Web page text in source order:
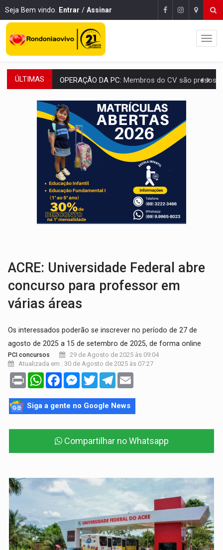
Seja Bem vindo. Entrar / Assinar
ÚLTIMAS OPERAÇÃO DA PC: Membros do CV são presos com armas e drogas
ENTRADA GRATUITA:Espetáculo As Marias Somos Nós será
VÍDEO:Três são presos após furto de motocicleta em frente
CELEBRAÇÃO:Cerejeiras completa 43 anos de emancipação com
SAÚDE:Anvisa desmente boato sobre presença de plástico ou
VÍDEO: Pitbulls fogem de residência e atacam casal de idosos
AÇÃO CONJUNTA: Forças policiais apreendem cerca de 1kg de
PF ESTÁ APURANDO: Flávio Bolsonaro escolhe Alfredo Gaspar como vice, alvo de
ACRE: Universidade Federal abre
concurso para professor em
várias áreas
Os interessados poderão se inscrever no período de 27 de
agosto de 2025 a 15 de setembro de 2025, de forma online
PCI concursos
29 de Agosto de 2025 às 09:04
Atualizada em : 30 de Agosto de 2025 às 07:27
Print WhatsAppFacebookMessenger
TwitterTelegram
Siga a gente no Google News
Compartilhar no Whatsapp